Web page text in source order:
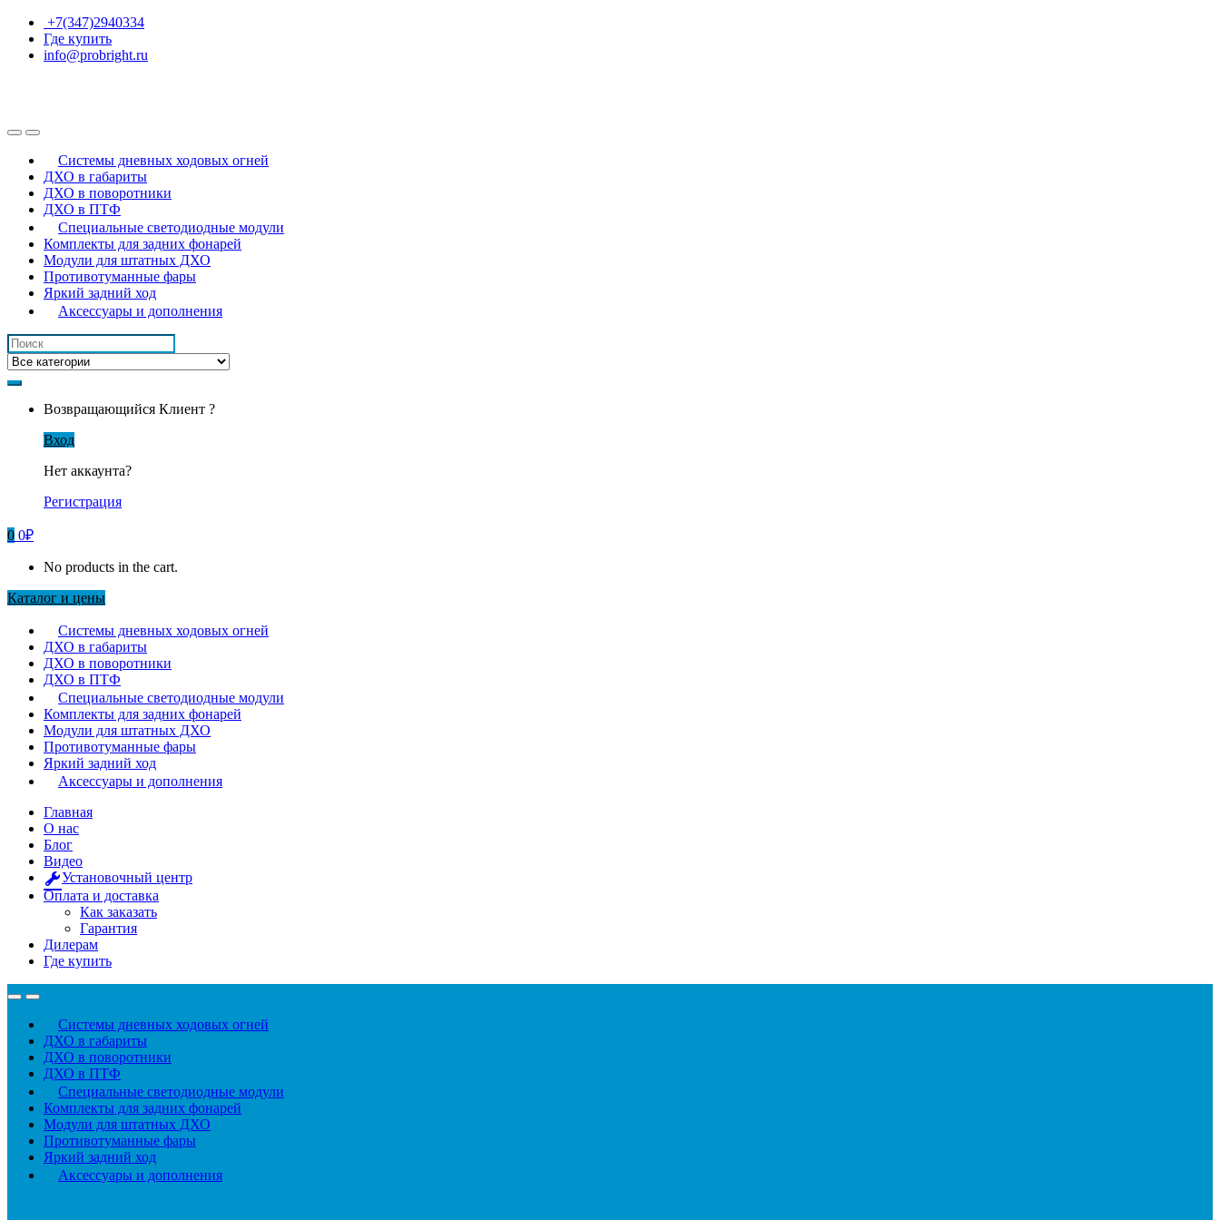
Перейти
навигации
Перейти
контенту
+7(347)2940334
Где купить
info@probright.ru
Системы дневных ходовых огней
ДХО в габариты
ДХО в поворотники
ДХО в ПТФ
Специальные светодиодные модули
Комплекты для задних фонарей
Модули для штатных ДХО
Противотуманные фары
Яркий задний ход
Аксессуары и дополнения
Искать:
Возвращающийся Клиент ?
Вход
Нет аккаунта?
Регистрация
0 0₽
No products in the cart.
Каталог и цены
Системы дневных ходовых огней
ДХО в габариты
ДХО в поворотники
ДХО в ПТФ
Специальные светодиодные модули
Комплекты для задних фонарей
Модули для штатных ДХО
Противотуманные фары
Яркий задний ход
Аксессуары и дополнения
Главная
О нас
Блог
Видео
Установочный центр
Оплата и доставка
Как заказать
Гарантия
Дилерам
Где купить
Системы дневных ходовых огней
ДХО в габариты
ДХО в поворотники
ДХО в ПТФ
Специальные светодиодные модули
Комплекты для задних фонарей
Модули для штатных ДХО
Противотуманные фары
Яркий задний ход
Аксессуары и дополнения